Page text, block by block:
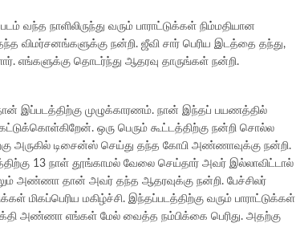
வந்த நாளிலிருந்து வரும் பாராட்டுக்கள் நிம்மதியான
விமர்சனங்களுக்கு நன்றி. ஜீவி சார் பெரிய இடத்தை தந்து,
எங்களுக்கு தொடர்ந்து ஆதரவு தாருங்கள் நன்றி.
இப்படத்திற்கு முழுக்காரணம். நான் இந்தப் பயணத்தில்
ஒரு பெரும் கூட்டத்திற்கு நன்றி சொல்ல
அருகில் டிசைன்ஸ் செய்து தந்த கோபி அண்ணாவுக்கு நன்றி.
13 நாள் தூங்காமல் வேலை செய்தார் அவர் இல்லாவிட்டால்
அண்ணா தான் அவர் தந்த ஆதரவுக்கு நன்றி. பேச்சிலர்
மிகப்பெரிய மகிழ்ச்சி. இந்தப்படத்திற்கு வரும் பாராட்டுக்கள்
அண்ணா எங்கள் மேல் வைத்த நம்பிக்கை பெரிது. அதற்கு